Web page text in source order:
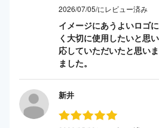
2026/07/05/にレビュー済み
イメージにあうよいロゴ
く大切に使用したいと思
応していただいたと思い
ました。
新井